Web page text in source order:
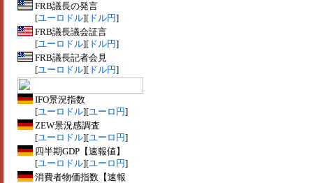
FRB議長の発言
[ユーロドル][ ドル円]
FRB議長議会証言
[ユーロドル][ ドル円]
FRB議長記者会見
[ユーロドル][ ドル円]
IFO景況指数
[ユーロドル][ユーロ円]
ZEW景況感調査
[ユーロドル][ユーロ円]
四半期GDP【速報値】
[ユーロドル][ユーロ円]
消費者物価指数【速報